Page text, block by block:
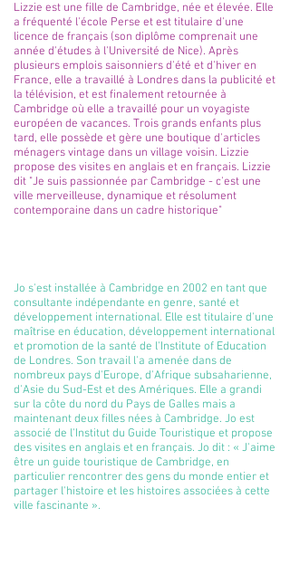
Lizzie est une fille de Cambridge, née et élevée. Elle
a fréquenté l'école Perse et est titulaire d'une
licence de français (son diplôme comprenait une
année d'études à l'Université de Nice). Après
plusieurs emplois saisonniers d'été et d'hiver en
France, elle a travaillé à Londres dans la publicité et
la télévision, et est finalement retournée à
Cambridge où elle a travaillé pour un voyagiste
européen de vacances. Trois grands enfants plus
tard, elle possède et gère une boutique d'articles
ménagers vintage dans un village voisin. Lizzie
propose des visites en anglais et en français. Lizzie
dit "Je suis passionnée par Cambridge - c'est une
ville merveilleuse, dynamique et résolument
contemporaine dans un cadre historique"
Jo s'est installée à Cambridge en 2002 en tant que
consultante indépendante en genre, santé et
développement international. Elle est titulaire d'une
maîtrise en éducation, développement international
et promotion de la santé de l'Institute of Education
de Londres. Son travail l'a amenée dans de
nombreux pays d'Europe, d'Afrique subsaharienne,
d'Asie du Sud-Est et des Amériques. Elle a grandi
sur la côte du nord du Pays de Galles mais a
maintenant deux filles nées à Cambridge. Jo est
associé de l'Institut du Guide Touristique et propose
des visites en anglais et en français. Jo dit : « J'aime
être un guide touristique de Cambridge, en
particulier rencontrer des gens du monde entier et
partager l'histoire et les histoires associées à cette
ville fascinante ».